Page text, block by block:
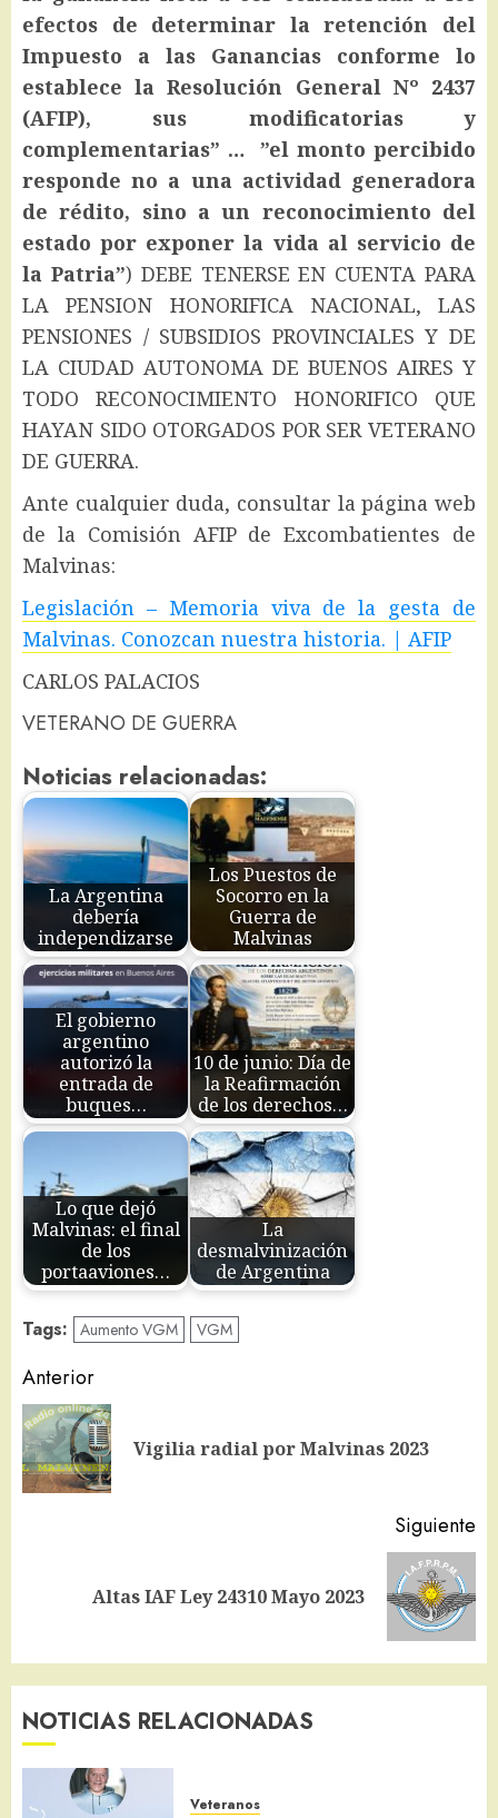
efectos de determinar la retención del
Impuesto a las Ganancias conforme lo
establece la Resolución General Nº 2437
(AFIP), sus modificatorias y
complementarias” … ”el monto percibido
responde no a una actividad generadora
de rédito, sino a un reconocimiento del
estado por exponer la vida al servicio de
la Patria”) DEBE TENERSE EN CUENTA PARA
LA PENSION HONORIFICA NACIONAL, LAS
PENSIONES / SUBSIDIOS PROVINCIALES Y DE
LA CIUDAD AUTONOMA DE BUENOS AIRES Y
TODO RECONOCIMIENTO HONORIFICO QUE
HAYAN SIDO OTORGADOS POR SER VETERANO
DE GUERRA.
Ante cualquier duda, consultar la página web
de la Comisión AFIP de Excombatientes de
Malvinas:
Legislación – Memoria viva de la gesta de
Malvinas. Conozcan nuestra historia. | AFIP
CARLOS PALACIOS
VETERANO DE GUERRA
Noticias relacionadas:
La Argentina
debería
independizarse
Los Puestos de
Socorro en la
Guerra de
Malvinas
El gobierno
argentino
autorizó la
entrada de
buques…
10 de junio: Día de
la Reafirmación
de los derechos…
Lo que dejó
Malvinas: el final
de los
portaaviones…
La
desmalvinización
de Argentina
Tags: Aumento VGM VGM
Navegación
de
entradas
Anterior
Vigilia radial por Malvinas 2023
Siguiente
SiguienteAltas IAF Ley 24310 Mayo 2023
NOTICIAS RELACIONADAS
Veteranos